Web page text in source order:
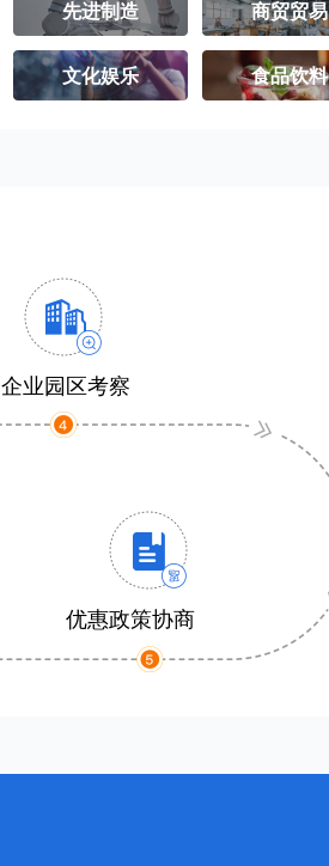
先进制造 商贸贸易
文化娱乐 食品饮料
企业园区考察
优惠政策协商